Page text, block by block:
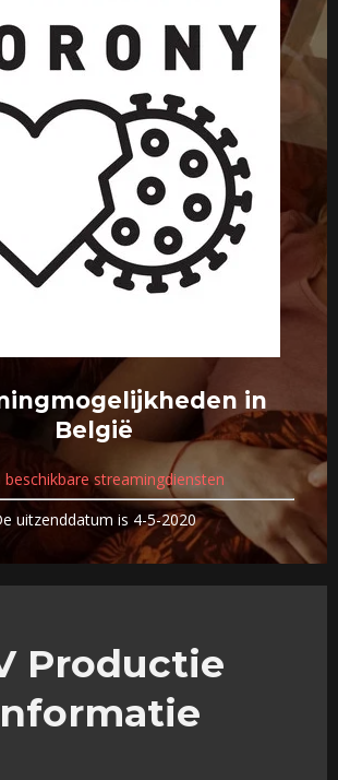
in
België
beschikbare streamingdiensten
uitzenddatum is 4-5-2020
Productie